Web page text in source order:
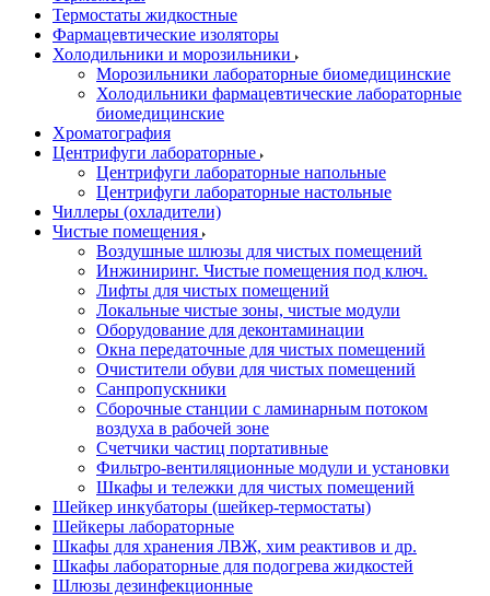
Термостаты жидкостные
Фармацевтические изоляторы
Холодильники и морозильники
Морозильники лабораторные биомедицинские
Холодильники фармацевтические лабораторные
биомедицинские
Хроматография
Центрифуги лабораторные
Центрифуги лабораторные напольные
Центрифуги лабораторные настольные
Чиллеры (охладители)
Чистые помещения
Воздушные шлюзы для чистых помещений
Инжиниринг. Чистые помещения под ключ.
Лифты для чистых помещений
Локальные чистые зоны, чистые модули
Оборудование для деконтаминации
Окна передаточные для чистых помещений
Очистители обуви для чистых помещений
Санпропускники
Сборочные станции с ламинарным потоком
воздуха в рабочей зоне
Счетчики частиц портативные
Фильтро-вентиляционные модули и установки
Шкафы и тележки для чистых помещений
Шейкер инкубаторы (шейкер-термостаты)
Шейкеры лабораторные
Шкафы для хранения ЛВЖ, хим реактивов и др.
Шкафы лабораторные для подогрева жидкостей
Шлюзы дезинфекционные